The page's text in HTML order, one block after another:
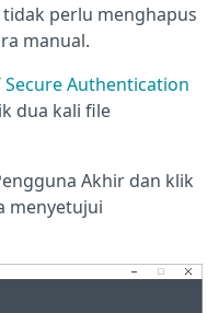
perlu menghapus
manual.
Secure Authentication
dua kali file
Akhir dan klik
menyetujui